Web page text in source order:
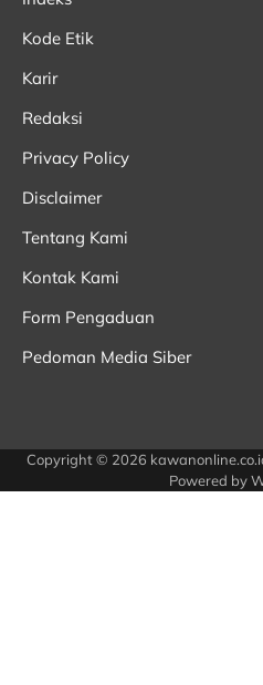
Kode Etik
Karir
Redaksi
Privacy Policy
Disclaimer
Tentang Kami
Kontak Kami
Form Pengaduan
Pedoman Media Siber
Copyright © 2026
Powered by